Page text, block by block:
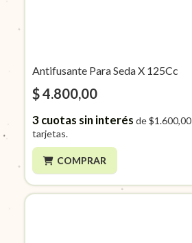
Antifusante Para Seda X 125Cc
$ 4.800,00
3cuotas sin interés de$1.600,00
tarjetas.
COMPRAR